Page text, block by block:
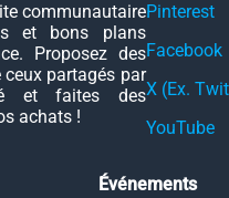
communautaire
et bons plans
Proposez des
partagés par
et faites des
achats !
Pinterest
Facebook
X (Ex.
YouTube
Événements